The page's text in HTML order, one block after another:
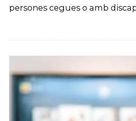
persones cegues o amb